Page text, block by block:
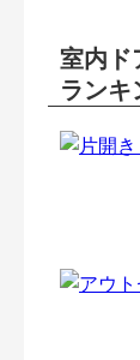
室内ド
ランキ